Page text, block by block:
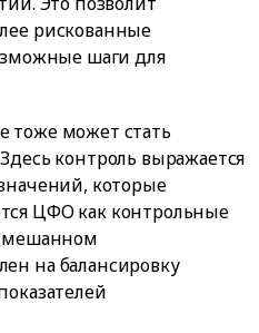
рискованные
шаги для
тоже может стать
контроль выражается
которые
ЦФО как контрольные
на балансировку